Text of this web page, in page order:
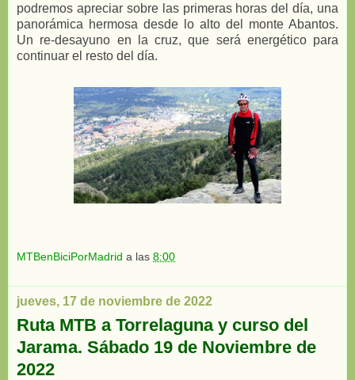
podremos apreciar sobre las primeras horas del día, una
panorámica hermosa desde lo alto del monte Abantos.
Un re-desayuno en la cruz, que será energético para
continuar el resto del día.
MTBenBiciPorMadrid a las 8:00
jueves, 17 de noviembre de 2022
Ruta MTB a Torrelaguna y curso del
Jarama. Sábado 19 de Noviembre de
2022